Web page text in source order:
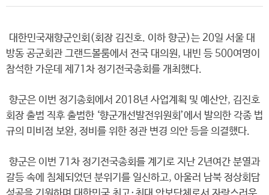
대한민국재향군인회(회장 김진호. 이하 향군)는 20일 서울 대
방동 공군회관 그랜드볼룸에서 전국 대의원, 내빈 등 500여명이
참석한 가운데 제71차 정기전국총회를 개최했다.
향군은 이번 정기총회에서 2018년 사업계획 및 예산안, 김진호
회장 출범 직후 출범한 ‘향군개선발전위원회’에서 발의한 각종 법
규의 미비점 보완, 정비를 위한 정관 변경 의안 등을 의결했다.
향군은 이번 71차 정기전국총회를 계기로 지난 2년여간 분열과
갈등 속에 침체되었던 분위기를 일신하고, 아울러 남북 정상회담